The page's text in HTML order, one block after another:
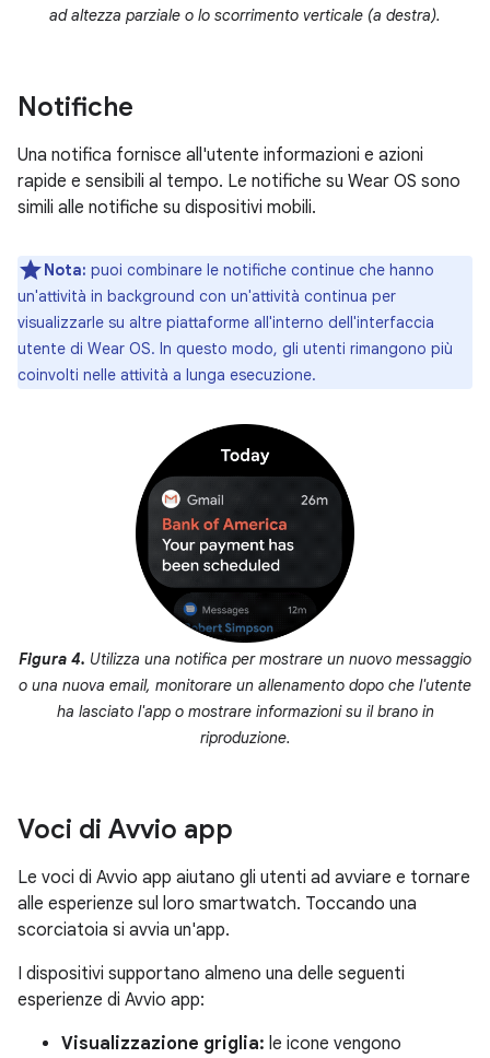
ad altezza parziale o lo scorrimento verticale (a destra).
Notifiche
Una notifica fornisce all'utente informazioni e azioni
rapide e sensibili al tempo. Le notifiche su Wear OS sono
simili alle notifiche su dispositivi mobili.
Nota: puoi combinare le notifiche continue che hanno
un'attività in background con un'attività continua per
visualizzarle su altre piattaforme all'interno dell'interfaccia
utente di Wear OS. In questo modo, gli utenti rimangono più
coinvolti nelle attività a lunga esecuzione.
Figura 4. Utilizza una notifica per mostrare un nuovo messaggio
o una nuova email, monitorare un allenamento dopo che l'utente
ha lasciato l'app o mostrare informazioni su il brano in
riproduzione.
Voci di Avvio app
Le voci di Avvio app aiutano gli utenti ad avviare e tornare
alle esperienze sul loro smartwatch. Toccando una
scorciatoia si avvia un'app.
I dispositivi supportano almeno una delle seguenti
esperienze di Avvio app:
Visualizzazione griglia: le icone vengono